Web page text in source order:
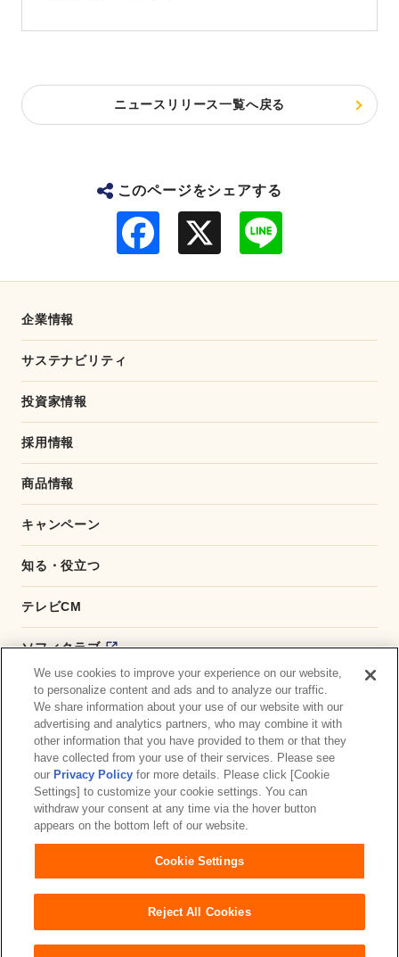
ニュースリリース一覧へ戻る
このページをシェアする
企業情報
サステナビリティ
投資家情報
採用情報
商品情報
キャンペーン
知る・役立つ
テレビCM
ソフィクラブ
かんたん応募サービス
ダイレクトショップ
商品取扱い店舗検索
お問い合わせ サイトマップ ウェブサイト利用規約
プライバシーポリシー 障がいの表記について
We use cookies to improve your experience on our website,
to personalize content and ads and to analyze our traffic.
We share information about your use of our website with our
advertising and analytics partners, who may combine it with
other information that you have provided to them or that they
have collected from your use of their services. Please see
our Privacy Policy for more details. Please click [Cookie
Settings] to customize your cookie settings. You can
withdraw your consent at any time via the hover button
appears on the bottom left of our website.
Cookie Settings
Reject All Cookies